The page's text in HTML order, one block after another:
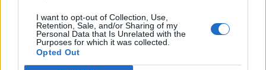
I want to opt-out of Collection, Use,
Retention, Sale, and/or Sharing of my
Personal Data that Is Unrelated with the
Purposes for which it was collected.
Opted Out